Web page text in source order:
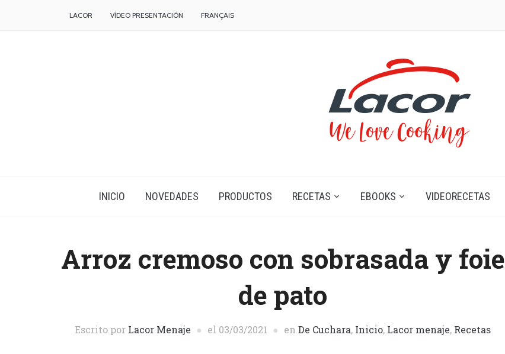
LACOR VÍDEO PRESENTACIÓN FRANÇAIS
INICIO NOVEDADES PRODUCTOS RECETAS EBOOKS VIDEORECETAS
Arroz cremoso con sobrasada y foie
de pato
Escrito por Lacor Menaje el 03/03/2021 en De Cuchara, Inicio, Lacor menaje, Recetas